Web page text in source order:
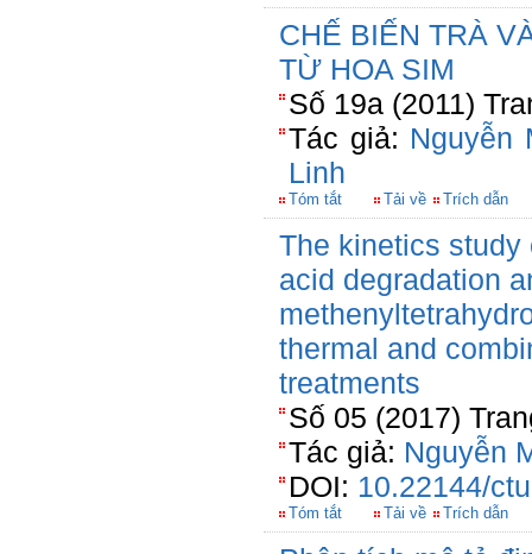
CHẾ BIẾN TRÀ
TỪ HOA SIM
Số 19a (2011)
Tác giả: Nguyễn
Linh
Tóm tắt Tải về Trích dẫn
The kinetics study
acid degradation
thermal and
treatments
Số 05 (2017)
Tác giả: Nguyễn
DOI: 10.22144/
Tóm tắt Tải về Trích dẫn